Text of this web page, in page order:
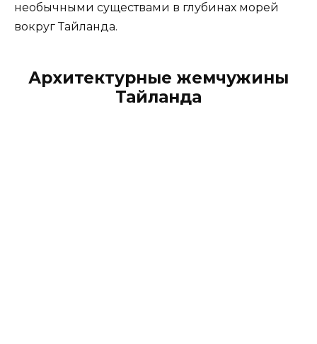
необычными существами в глубинах морей
вокруг Тайланда.
Архитектурные жемчужины
Тайланда